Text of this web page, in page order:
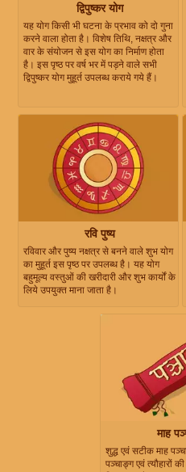
द्विपुष्कर योग
यह योग किसी भी घटना के प्रभाव को दो गुना
करने वाला होता है। विशेष तिथि, नक्षत्र और
वार के संयोजन से इस योग का निर्माण होता
है। इस पृष्ठ पर वर्ष भर में पड़ने वाले सभी
द्विपुष्कर योग मुहूर्त उपलब्ध कराये गये हैं।
रवि पुष्य
रविवार और पुष्य नक्षत्र से बनने वाले शुभ योग
का मुहूर्त इस पृष्ठ पर उपलब्ध है। यह योग
बहुमूल्य वस्तुओं की खरीदारी और शुभ कार्यों के
लिये उपयुक्त माना जाता है।
माह
शुद्ध एवं सटीक माह
पञ्चाङ्ग एवं त्यौहारों